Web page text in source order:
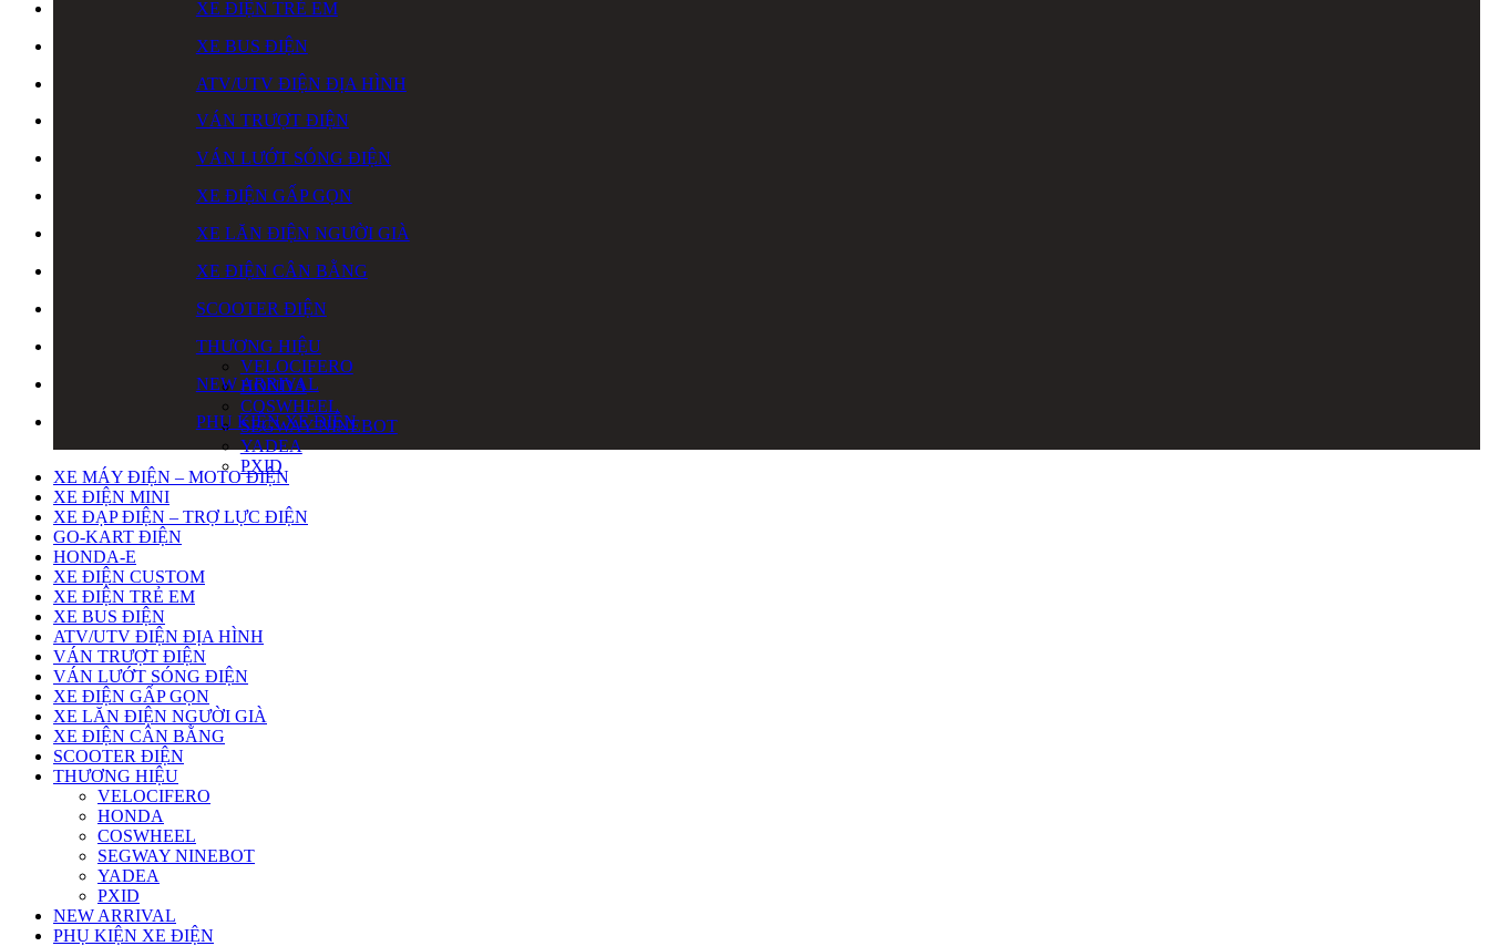
XE ĐIỆN TRẺ EM
XE BUS ĐIỆN
ATV/UTV ĐIỆN ĐỊA HÌNH
VÁN TRƯỢT ĐIỆN
VÁN LƯỚT SÓNG ĐIỆN
XE ĐIỆN GẤP GỌN
XE LĂN ĐIỆN NGƯỜI GIÀ
XE ĐIỆN CÂN BẰNG
SCOOTER ĐIỆN
THƯƠNG HIỆU
VELOCIFERO
HONDA
COSWHEEL
SEGWAY NINEBOT
YADEA
PXID
NEW ARRIVAL
PHỤ KIỆN XE ĐIỆN
XE MÁY ĐIỆN – MOTO ĐIỆN
XE ĐIỆN MINI
XE ĐẠP ĐIỆN – TRỢ LỰC ĐIỆN
GO-KART ĐIỆN
HONDA-E
XE ĐIỆN CUSTOM
XE ĐIỆN TRẺ EM
XE BUS ĐIỆN
ATV/UTV ĐIỆN ĐỊA HÌNH
VÁN TRƯỢT ĐIỆN
VÁN LƯỚT SÓNG ĐIỆN
XE ĐIỆN GẤP GỌN
XE LĂN ĐIỆN NGƯỜI GIÀ
XE ĐIỆN CÂN BẰNG
SCOOTER ĐIỆN
THƯƠNG HIỆU
VELOCIFERO
HONDA
COSWHEEL
SEGWAY NINEBOT
YADEA
PXID
NEW ARRIVAL
PHỤ KIỆN XE ĐIỆN